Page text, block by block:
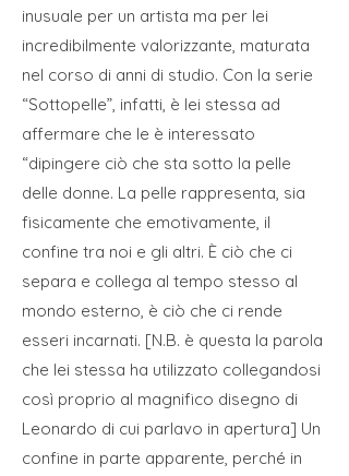
inusuale per un artista ma per lei
incredibilmente valorizzante, maturata
nel corso di anni di studio. Con la serie
“Sottopelle”, infatti, è lei stessa ad
affermare che le è interessato
“dipingere ciò che sta sotto la pelle
delle donne. La pelle rappresenta, sia
fisicamente che emotivamente, il
confine tra noi e gli altri. È ciò che ci
separa e collega al tempo stesso al
mondo esterno, è ciò che ci rende
esseri incarnati. [N.B. è questa la parola
che lei stessa ha utilizzato collegandosi
così proprio al magnifico disegno di
Leonardo di cui parlavo in apertura] Un
confine in parte apparente, perché in